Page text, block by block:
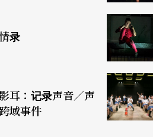
被当年协助爷奶逃难的赶马人
曾歆雁饰）照顾，因族中禁忌
定国，在一名女娃虚弱死去后
当成奶水喂饱千雅的「罂粟味
是罂粟籽而已。正如编导姜富
录
耳：记录声音／声
域事件